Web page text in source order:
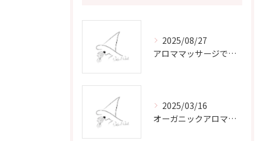
2025/08/27
アロママッサージで叶える心身リラックスと健康維持の新習慣ガイド
2025/03/16
オーガニックアロマで心と体を癒す